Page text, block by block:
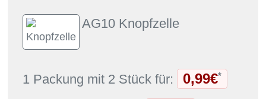
AG10 Knopfzelle
1 Packung mit 2 Stück für: 0,99€*